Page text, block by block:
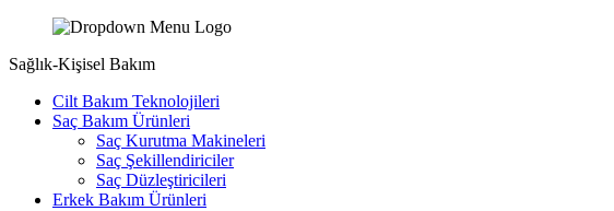
Sağlık-Kişisel Bakım
Cilt Bakım Teknolojileri
Saç Bakım Ürünleri
Saç Kurutma Makineleri
Saç Şekillendiriciler
Saç Düzleştiricileri
Erkek Bakım Ürünleri